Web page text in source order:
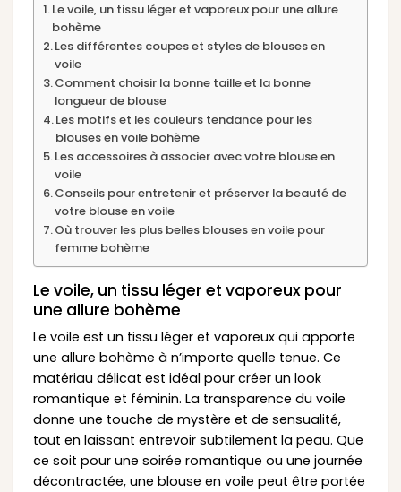
Le voile, un tissu léger et vaporeux pour une allure
bohème
Les différentes coupes et styles de blouses en
voile
Comment choisir la bonne taille et la bonne
longueur de blouse
Les motifs et les couleurs tendance pour les
blouses en voile bohème
Les accessoires à associer avec votre blouse en
voile
Conseils pour entretenir et préserver la beauté de
votre blouse en voile
Où trouver les plus belles blouses en voile pour
femme bohème
Le voile, un tissu léger et vaporeux pour
une allure bohème
Le voile est un tissu léger et vaporeux qui apporte
une allure bohème à n’importe quelle tenue. Ce
matériau délicat est idéal pour créer un look
romantique et féminin. La transparence du voile
donne une touche de mystère et de sensualité,
tout en laissant entrevoir subtilement la peau. Que
ce soit pour une soirée romantique ou une journée
décontractée, une blouse en voile peut être portée